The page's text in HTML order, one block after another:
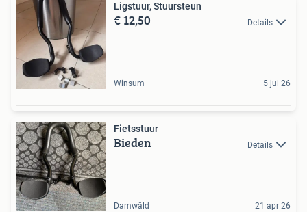
Ligstuur, Stuursteun
€ 12,50 Details
Winsum 5 jul 26
Fietsstuur
Bieden Details
Damwâld 21 apr 26